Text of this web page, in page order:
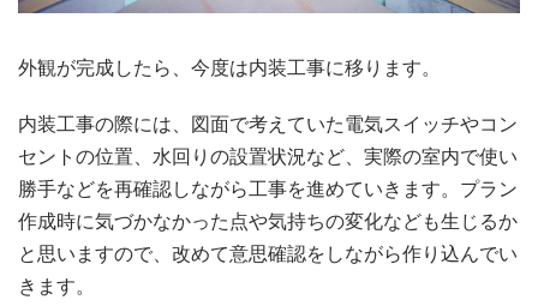
外観が完成したら、今度は内装工事に移ります。
内装工事の際には、図面で考えていた電気スイッチやコン
セントの位置、水回りの設置状況など、実際の室内で使い
勝手などを再確認しながら工事を進めていきます。プラン
作成時に気づかなかった点や気持ちの変化なども生じるか
と思いますので、改めて意思確認をしながら作り込んでい
きます。